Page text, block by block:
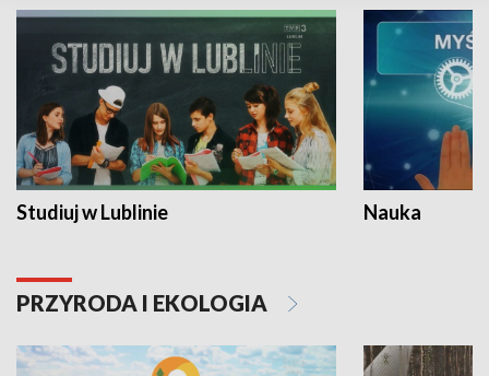
Studiuj w Lublinie Nauka
PRZYRODA I EKOLOGIA